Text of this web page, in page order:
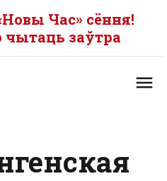
Час» сёння!
заўтра